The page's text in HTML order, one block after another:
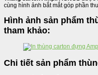
cùng hình ảnh bắt mắt góp phần
Hình ảnh sản phẩm
tham khảo:
Chi tiết sản phẩm